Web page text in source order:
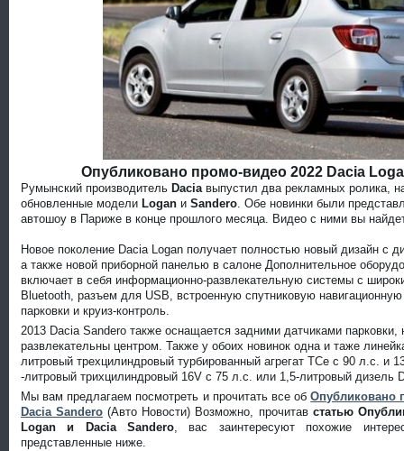
Опубликовано промо-видео 2022 Dacia
Румынский производитель Dacia выпустил два рекламных ролика,
обновленные модели Logan и Sandero . Обе новинки были
автошоу в Париже в конце прошлого месяца. Видео с ними вы
Новое поколение Dacia Logan получает полностью новый дизайн с
а также новой приборной панелью в салоне Дополнительное
включает в себя информационно-развлекательную системы с
Bluetooth, разъем для USB, встроенную спутниковую
парковки и круиз-контроль.
2013 Dacia Sandero также оснащается задними датчиками парковки,
развлекательны центром. Также у обоих новинок одна и таже
литровый трехцилиндровый турбированный агрегат TCe с 90 л.с. и
-литровый трихцилиндровый 16V с 75 л.с. или 1,5-литровый дизель
Мы вам предлагаем посмотреть и прочитать все обОпубликовано
Dacia Sandero (Авто Новости) Возможно, прочитав статью
Logan и Dacia Sandero, вас заинтересуют похожие
представленные ниже.